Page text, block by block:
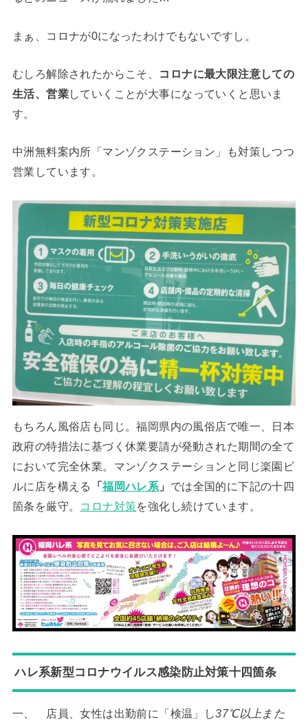
まぁ、コロナが0になったわけでもないですし。
むしろ解除されたからこそ、 コロナに最大限注意しての
生活、営業していくことが大事になっていくと思いま
す。
中洲無料案内所「マンゾクステーション」も対策しつつ
営業しています。
もちろん風俗店も同じ。福岡県内の風俗店で唯一、日本
政府の特措法に基づく休業要請が発動された期間の全て
において完全休業。マンゾクステーションと同じ楽園ビ
ルに店を構える
「福岡ハレ系 」 では全国的に下記の十四
箇条を厳守。 コロナ対策を強化し続けています。
ハレ系新型コロナウイルス感染防止対策十四箇条
一、 店員、女性は出勤前に「検温」し37℃以上また